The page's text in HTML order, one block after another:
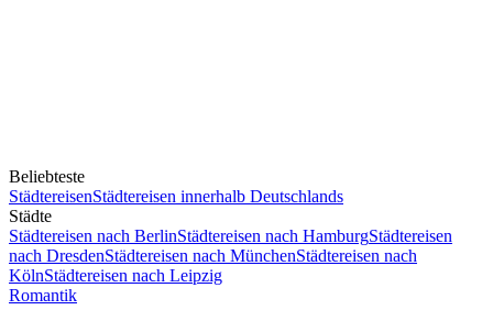
Beliebteste
StädtereisenStädtereisen innerhalb Deutschlands
Städte
Städtereisen nach BerlinStädtereisen nach HamburgStädtereisen
nach DresdenStädtereisen nach MünchenStädtereisen nach
KölnStädtereisen nach Leipzig
Romantik